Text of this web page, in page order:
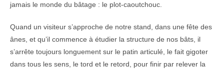
jamais le monde du bâtage : le plot-caoutchouc.
Quand un visiteur s’approche de notre stand, dans une fête des
ânes, et qu’il commence à étudier la structure de nos bâts, il
s’arrête toujours longuement sur le patin articulé, le fait gigoter
dans tous les sens, le tord et le retord, pour finir par relever la